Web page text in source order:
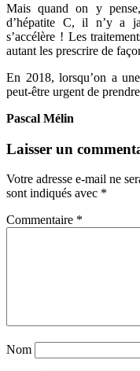
Mais quand on y
d’hépatite C, il n’y a
s’accélère ! Les
autant les prescrire de
En 2018, lorsqu’on a
peut-être urgent de
Pascal Mélin
Laisser un
Votre adresse e-mail ne
sont indiqués avec *
Commentaire *
Nom